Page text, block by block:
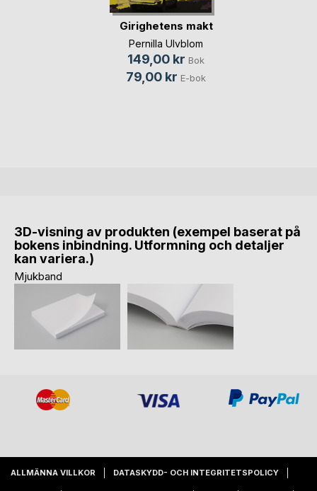
Girighetens makt
Pernilla Ulvblom
149,00 kr Bok
79,00 kr E-bok
3D-visning av produkten (exempel baserat på
bokens inbindning. Utformning och detaljer
kan variera.)
Mjukband
ALLMÄNNA VILLKOR DATASKYDD- OCH INTEGRITETSPOLICY